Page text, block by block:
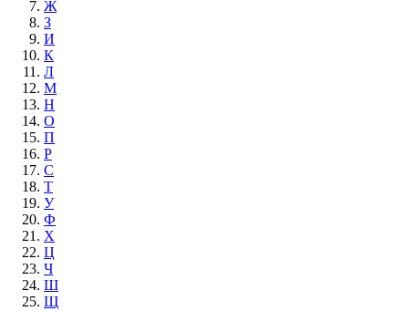
Ж
З
И
К
Л
М
Н
О
П
Р
С
Т
У
Ф
Х
Ц
Ч
Ш
Щ